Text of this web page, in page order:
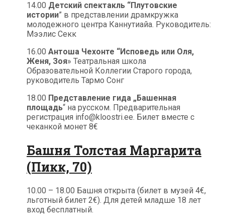
14.00 Детский спектакль “Плутовские
истории” в представлении драмкружка
молодежного центра Каннутиайа. Руководитель:
Мээлис Секк
16.00 Антоша Чехонте “Исповедь или Оля,
Женя, Зоя» Театральная школа
Образовательной Коллегии Старого города,
руководитель Тармо Сонг
18.00 Представление гида „Башенная
площадь“ на русском. Предварительная
регистрация info@kloostri.ee. Билет вместе с
чеканкой монет 8€
Башня Толстая Маргарита
(Пикк, 70)
10.00 – 18.00 Башня открыта (билет в музей 4€,
льготный билет 2€). Для детей младше 18 лет
вход бесплатный.